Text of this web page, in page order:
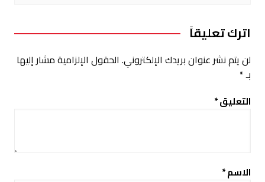
اترك تعليقاً
لن يتم نشر عنوان بريدك الإلكتروني. الحقول الإلزامية مشار إليها
بـ*
التعليق*
الاسم*